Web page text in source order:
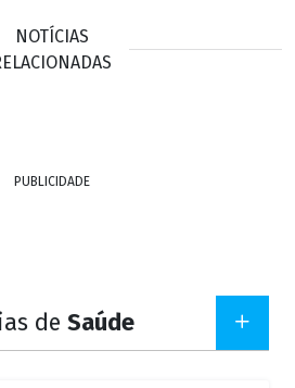
NOTÍCIAS
PUBLICIDADE
de Saúde